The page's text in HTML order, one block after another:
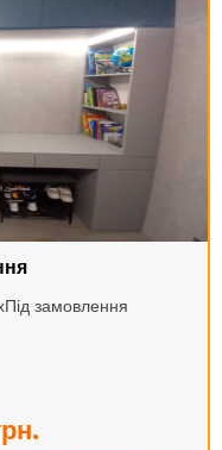
замовлення